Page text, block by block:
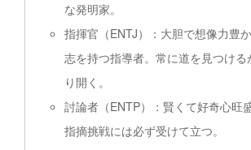
な発明家。
指揮官（ENTJ）：大胆で想像力豊
志を持つ指導者。常に道を見つける
り開く。
討論者（ENTP）：賢くて好奇心旺
指摘挑戦には必ず受けて立つ。